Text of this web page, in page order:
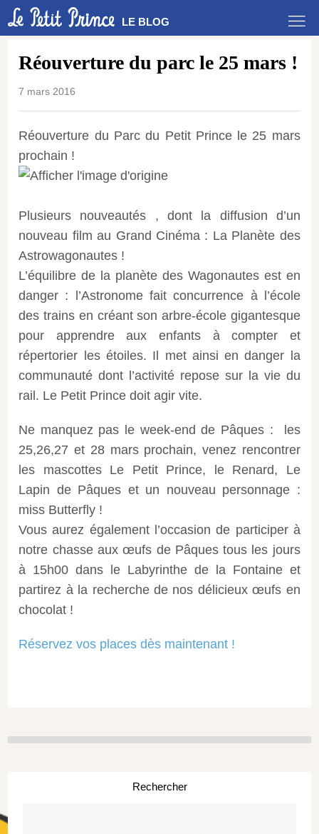
LE BLOG
Réouverture du parc le 25 mars !
7 mars 2016
Réouverture du Parc du Petit Prince le 25 mars
prochain !
Plusieurs nouveautés , dont la diffusion d’un
nouveau film au Grand Cinéma : La Planète des
Astrowagonautes !
L’équilibre de la planète des Wagonautes est en
danger : l’Astronome fait concurrence à l’école
des trains en créant son arbre-école gigantesque
pour apprendre aux enfants à compter et
répertorier les étoiles. Il met ainsi en danger la
communauté dont l’activité repose sur la vie du
rail. Le Petit Prince doit agir vite.
Ne manquez pas le week-end de Pâques : les
25,26,27 et 28 mars prochain, venez rencontrer
les mascottes Le Petit Prince, le Renard, Le
Lapin de Pâques et un nouveau personnage :
miss Butterfly !
Vous aurez également l’occasion de participer à
notre chasse aux œufs de Pâques tous les jours
à 15h00 dans le Labyrinthe de la Fontaine et
partirez à la recherche de nos délicieux œufs en
chocolat !
Réservez vos places dès maintenant !
Rechercher